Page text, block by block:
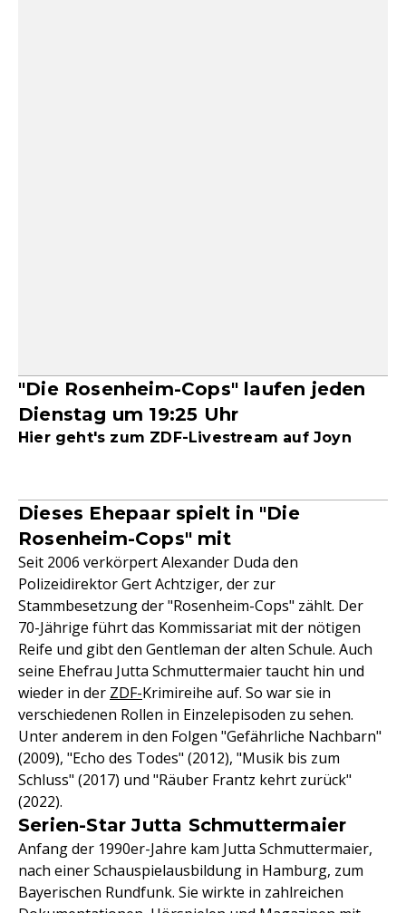
"Die Rosenheim-Cops" laufen jeden
Dienstag um 19:25 Uhr
Hier geht's zum ZDF-Livestream auf Joyn
Dieses Ehepaar spielt in "Die
Rosenheim-Cops" mit
Seit 2006 verkörpert Alexander Duda den
Polizeidirektor Gert Achtziger, der zur
Stammbesetzung der "Rosenheim-Cops" zählt. Der
70-Jährige führt das Kommissariat mit der nötigen
Reife und gibt den Gentleman der alten Schule. Auch
seine Ehefrau Jutta Schmuttermaier taucht hin und
wieder in der ZDF-Krimireihe auf. So war sie in
verschiedenen Rollen in Einzelepisoden zu sehen.
Unter anderem in den Folgen "Gefährliche Nachbarn"
(2009), "Echo des Todes" (2012), "Musik bis zum
Schluss" (2017) und "Räuber Frantz kehrt zurück"
(2022).
Serien-Star Jutta Schmuttermaier
Anfang der 1990er-Jahre kam Jutta Schmuttermaier,
nach einer Schauspielausbildung in Hamburg, zum
Bayerischen Rundfunk. Sie wirkte in zahlreichen